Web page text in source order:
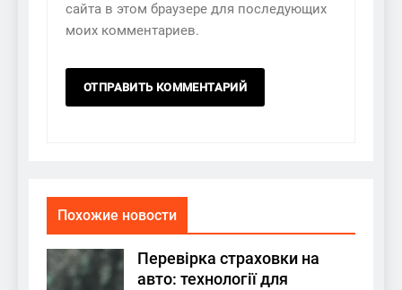
сайта в этом браузере для последующих
моих комментариев.
Похожие новости
Перевірка страховки на
авто: технології для